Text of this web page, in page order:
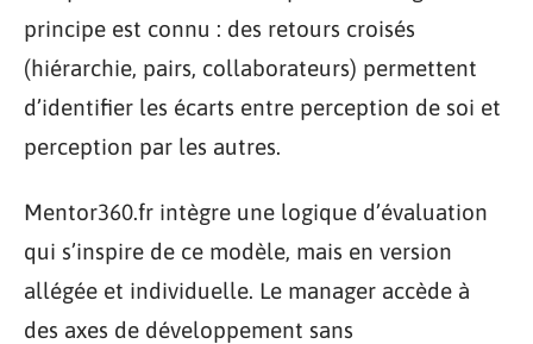
principe est connu : des retours croisés
(hiérarchie, pairs, collaborateurs) permettent
d’identifier les écarts entre perception de soi et
perception par les autres.
Mentor360.fr intègre une logique d’évaluation
qui s’inspire de ce modèle, mais en version
allégée et individuelle. Le manager accède à
des axes de développement sans